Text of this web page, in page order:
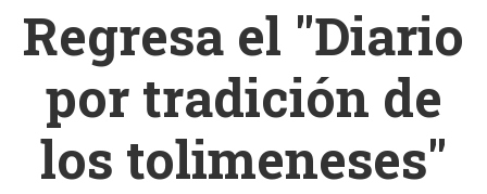
Regresa el "Diario
por tradición de
los tolimeneses"